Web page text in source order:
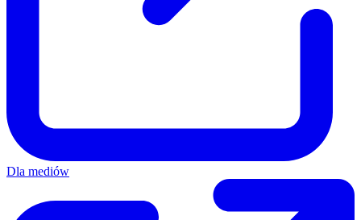
Dla mediów